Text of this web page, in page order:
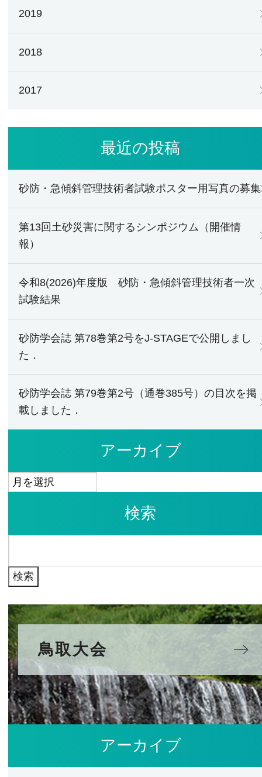
2019
2018
2017
最近の投稿
砂防・急傾斜管理技術者試験ポスター用写真の募集
第13回土砂災害に関するシンポジウム（開催情
報）
令和8(2026)年度版 砂防・急傾斜管理技術者一次
試験結果
砂防学会誌 第78巻第2号をJ-STAGEで公開しまし
た．
砂防学会誌 第79巻第2号（通巻385号）の目次を掲
載しました．
アーカイブ
ア
検索
鳥取大会
アーカイブ